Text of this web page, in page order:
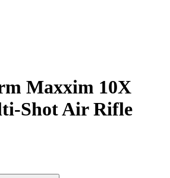
y ValvulasMaxxim 10X
Shot Air Rifle